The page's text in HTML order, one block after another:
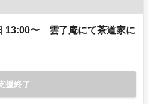
13:00〜 雲了庵にて茶道家に
援終了